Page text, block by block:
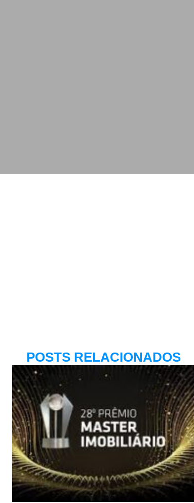
POSTS RELACIONADOS